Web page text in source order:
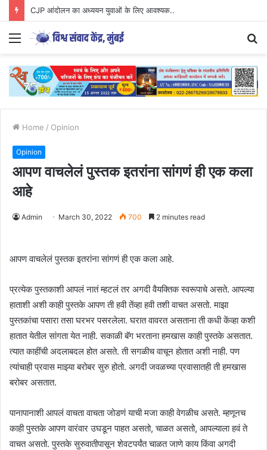
CJP आंदोलन का अध्ययन युवाओं के लिए आवश्यक..
Menu
Home / Opinion
Opinion
आपण वाचलेलं पुस्तक इतरांना सांगणं ही एक कला
आहे
Admin March 30, 2022 700 2 minutes read
आपण वाचलेलं पुस्तक इतरांना सांगणं ही एक कला आहे.
प्रत्येक पुस्तकाशी आपलं नातं म्हटलं तर अगदी वैयक्तिक स्वरूपाचे असते. आपल्या
हाताशी अशी काही पुस्तके आपण ती हवी तेंव्हा हवी तशी वाचत असतो. माझा
पुस्तकांचा पसारा तसा घरभर पसरलेला. घरात वावरत असताना ती कधी केंव्हा कशी
हातात येतील सांगता येत नाही. सकाळी बॅग भरताना हमखास काही पुस्तके असतात.
त्यात काहींची अदलाबदल होत असते. ती सगळीच वाचून होतात अशी नाही. पण
त्यांचाही प्रवास माझ्या बरोबर सुरु होतो. अगदी जवळच्या प्रवासातही ती हमखास
बरोबर असतात.
पानापानाशी आपलं वाचता वाचता जोडणं याची मजा काही वेगळीच असते. म्हणूनच
काही पुस्तके आपण वारंवार उघडून पाहत असतो, चाळत असतो, आपल्याला हवं ते
वाचत असतो. पुस्तके सुरुवातीपासून शेवटपर्यंत चाळत जाणे काय किंवा अगदी